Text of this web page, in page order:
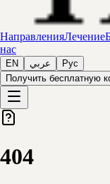
НаправленияЛечение
нас
EN عربي
Рус
Получить бесплатную
404